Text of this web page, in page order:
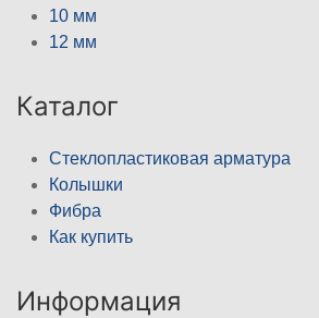
10 мм
12 мм
Каталог
Стеклопластиковая арматура
Колышки
Фибра
Как купить
Информация